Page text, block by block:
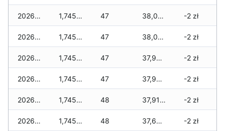
2026-03-19 1,745 zł 47 38,030 zł -2 zł
2026-03-18 1,745 zł 47 38,005 zł -2 zł
2026-03-17 1,745 zł 47 37,995 zł -2 zł
2026-03-16 1,745 zł 47 37,960 zł -2 zł
2026-03-15 1,745 zł 48 37,910 zł -2 zł
2026-03-14 1,745 zł 48 37,670 zł -2 zł